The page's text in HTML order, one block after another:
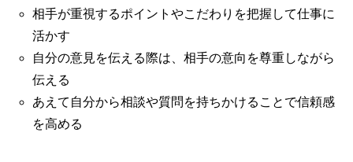
相手が重視するポイントやこだわりを把握して仕事に
活かす
自分の意見を伝える際は、相手の意向を尊重しながら
伝える
あえて自分から相談や質問を持ちかけることで信頼感
を高める